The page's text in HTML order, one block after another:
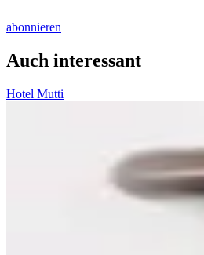
abonnieren
Auch interessant
Hotel Mutti